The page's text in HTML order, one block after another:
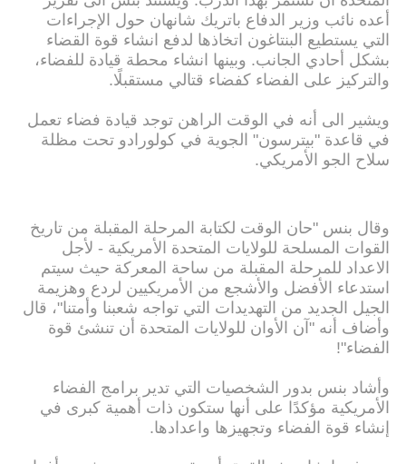
أعده نائب وزير الدفاع باتريك شانهان حول الإجراءات
التي يستطيع البنتاغون اتخاذها لدفع انشاء قوة القضاء
بشكل أحادي الجانب. وبينها انشاء محطة قيادة للفضاء،
والتركيز على الفضاء كفضاء قتالي مستقبلًا.
ويشير الى أنه في الوقت الراهن توجد قيادة فضاء تعمل
في قاعدة "بيترسون" الجوية في كولورادو تحت مظلة
سلاح الجو الأمريكي.
وقال بنس "حان الوقت لكتابة المرحلة المقبلة من تاريخ
القوات المسلحة للولايات المتحدة الأمريكية - لأجل
الاعداد للمرحلة المقبلة من ساحة المعركة حيث سيتم
استدعاء الأفضل والأشجع من الأمريكيين لردع وهزيمة
الجيل الجديد من التهديدات التي تواجه شعبنا وأمتنا"، قال
وأضاف أنه "آن الأوان للولايات المتحدة أن تنشئ قوة
الفضاء"!
وأشاد بنس بدور الشخصيات التي تدير برامج الفضاء
الأمريكية مؤكدًا على أنها ستكون ذات أهمية كبرى في
إنشاء قوة الفضاء وتجهيزها واعدادها.